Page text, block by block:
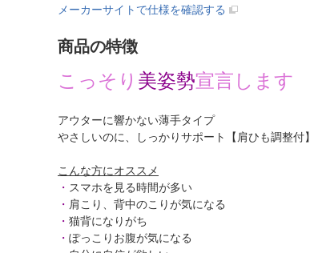
メーカーサイトで仕様を確認する
商品の特徴
こっそり 美姿勢宣言します
アウターに響かない薄手タイプ
やさしいのに、しっかりサポート【肩ひも調整付】
こんな方にオススメ
・ スマホを見る時間が多い
・ 肩こり、背中のこりが気になる
・ 猫背になりがち
・ ぽっこりお腹が気になる